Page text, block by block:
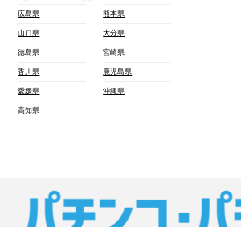
広島県
山口県
徳島県
香川県
愛媛県
高知県
熊本県
大分県
宮崎県
鹿児島県
沖縄県